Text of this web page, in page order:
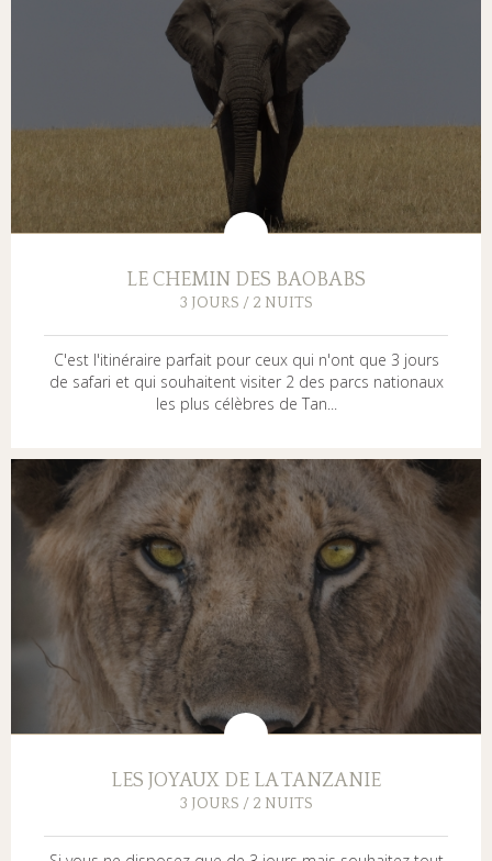
LE CHEMIN DES BAOBABS
3 JOURS / 2 NUITS
C'est l'itinéraire parfait pour ceux qui n'ont que 3 jours
de safari et qui souhaitent visiter 2 des parcs nationaux
les plus célèbres de Tan...
LES JOYAUX DE LA TANZANIE
3 JOURS / 2 NUITS